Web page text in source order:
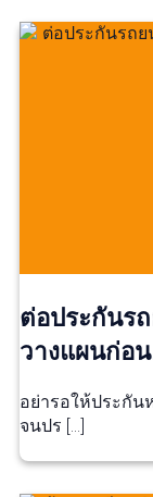
ต่อประกันร
วางแผนก่อ
อย่ารอให้ประกั
จนปร […]